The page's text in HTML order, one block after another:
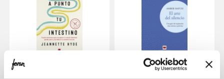
El arte del silencio